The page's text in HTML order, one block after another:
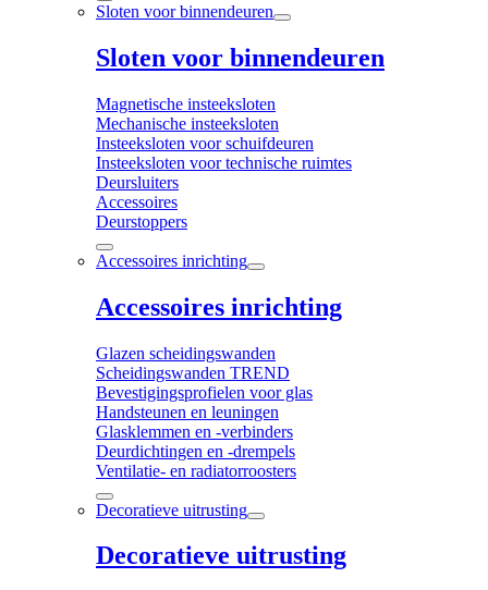
Sloten voor binnendeuren
Sloten voor binnendeuren
Magnetische insteeksloten
Mechanische insteeksloten
Insteeksloten voor schuifdeuren
Insteeksloten voor technische ruimtes
Deursluiters
Accessoires
Deurstoppers
Accessoires inrichting
Accessoires inrichting
Glazen scheidingswanden
Scheidingswanden TREND
Bevestigingsprofielen voor glas
Handsteunen en leuningen
Glasklemmen en -verbinders
Deurdichtingen en -drempels
Ventilatie- en radiatorroosters
Decoratieve uitrusting
Decoratieve uitrusting